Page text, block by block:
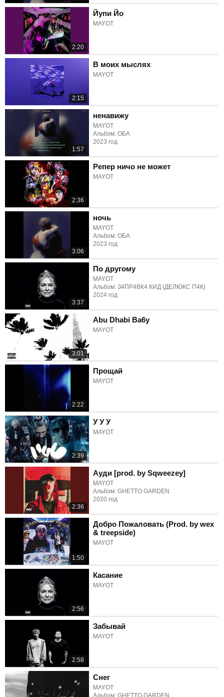
2:20
Йупи Йо
MAYOT
2:15
В моих мыслях
MAYOT
1:57
ненавижу
MAYOT
Альбом: ОБА
2023 год
2:36
Репер ничо не может
MAYOT
3:06
ночь
MAYOT
Альбом: ОБА
2023 год
3:37
По другому
MAYOT
Альбом: З4ПР4ВК4 КИД (ДЕЛЮКС П4К)
2024 год
3:01
Abu Dhabi Ba6y
MAYOT
2:22
Прощай
MAYOT
2:39
У У У
MAYOT
2:36
Ауди [prod. by Sqweezey]
MAYOT
Альбом: GHETTO GARDEN
2020 год
1:50
Добро Пожаловать (Prod. by wex
& treepside)
MAYOT
2:56
Касание
MAYOT
2:58
Забывай
MAYOT
Снег
MAYOT
Альбом: GHETTO GARDEN